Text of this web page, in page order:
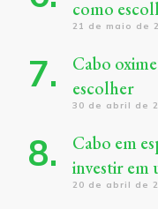
como
21 de maio de
Cabo
escolher
30 de abril de
Cabo em
investir em
20 de abril de